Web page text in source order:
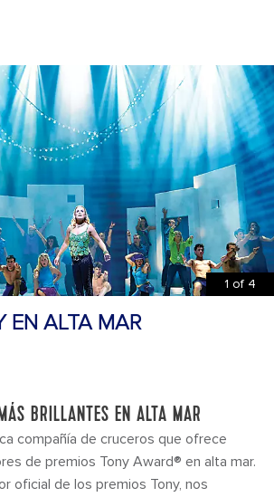
1 of 4
EN ALTA MAR
BRILLANTES EN ALTA MAR
compañía de cruceros que ofrece
de premios Tony Award® en alta mar.
oficial de los premios Tony, nos